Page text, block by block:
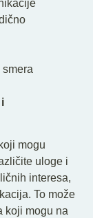
mogu
uloge i
interesa,
To može
koji mogu na